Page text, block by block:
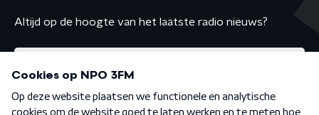
Altijd op de hoogte van het laatste radio nieuws?